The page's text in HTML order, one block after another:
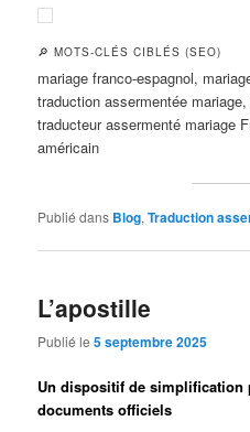
🔎 MOTS-CLÉS CIBLÉS (SEO)
mariage franco-espagnol,
traduction assermentée
traducteur assermenté mariage
américain
Publié dans Blog,Traduction
L’apostille
Publié le5 septembre 2025
Un dispositif de simplification
documents officiels